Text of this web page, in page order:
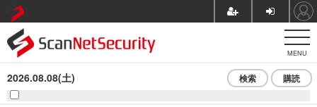
MENU
2026.08.08(土) 検索 購読